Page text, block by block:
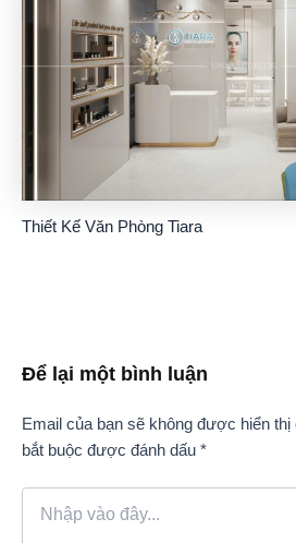
Thiết Kế Văn Phòng Tiara
Để lại một bình luận
Email của bạn sẽ không được hiển thị
bắt buộc được đánh dấu *
Nhập
vào